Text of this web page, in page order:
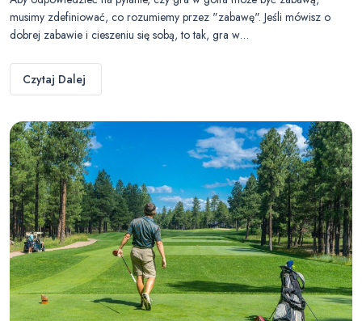
musimy zdefiniować, co rozumiemy przez "zabawę". Jeśli mówisz o
dobrej zabawie i cieszeniu się sobą, to tak, gra w…
Czytaj Dalej